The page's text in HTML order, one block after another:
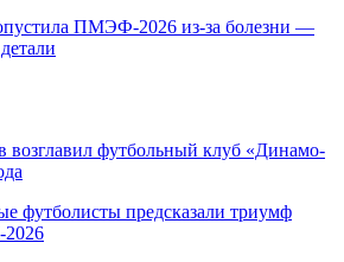
ПМЭФ-2026 из-за болезни —
возглавил футбольный клуб «Динамо-
футболисты предсказали триумф